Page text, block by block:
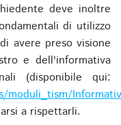
deve inoltre
di utilizzo
avere preso visione
e dell'informativa
(disponibile qui:
moduli_tism/
a rispettarli.